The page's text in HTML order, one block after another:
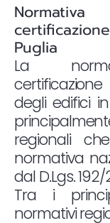
Puglia
La
degli edifici
regionali
normativa
dal D.Lgs.
Tra i
normativi